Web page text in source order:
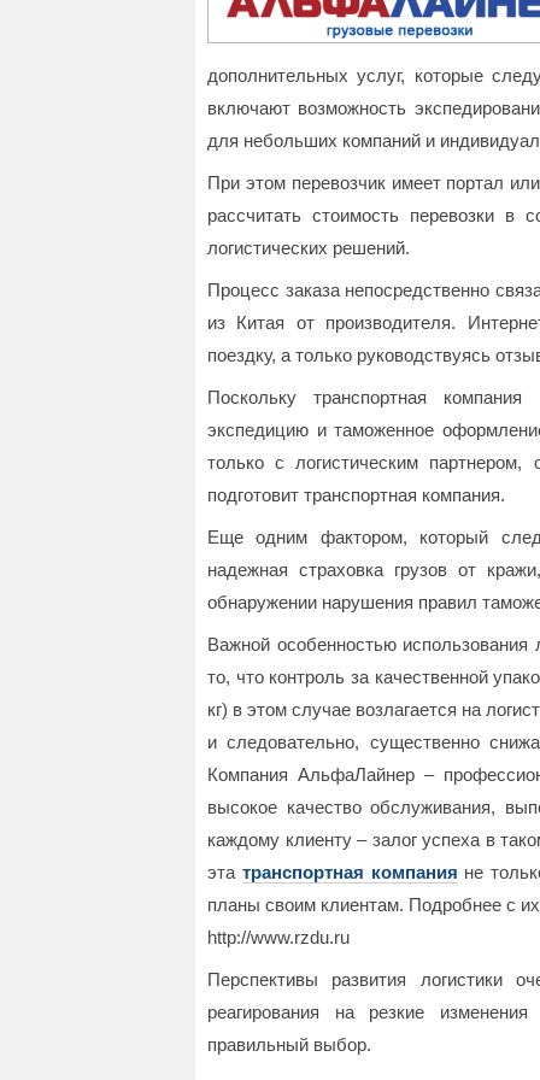
дополнительных услуг, которые
включают возможность
для небольших компаний и
При этом перевозчик имеет портал
рассчитать стоимость перевозки
логистических решений.
Процесс заказа непосредственно
из Китая от производителя.
поездку, а только руководствуясь
Поскольку транспортная
экспедицию и таможенное
только с логистическим
подготовит транспортная компания.
Еще одним фактором, который
надежная страховка грузов от
обнаружении нарушения правил
Важной особенностью использования
то, что контроль за качественной
кг) в этом случае возлагается на
и следовательно, существенно
Компания АльфаЛайнер –
высокое качество обслуживания,
каждому клиенту – залог успеха в
эта транспортная компания не
планы своим клиентам. Подробнее с
http://www.rzdu.ru
Перспективы развития логистики
реагирования на резкие
правильный выбор.